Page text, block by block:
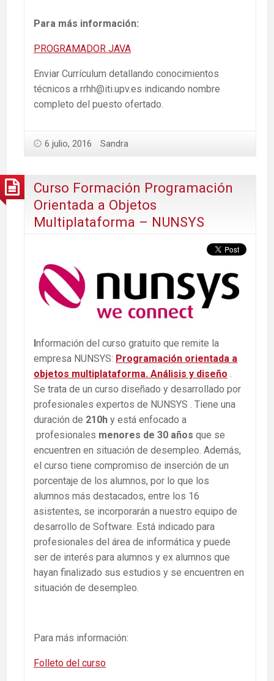
Para más información:
PROGRAMADOR JAVA
Enviar Currículum detallando conocimientos
técnicos a rrhh@iti.upv.es indicando nombre
completo del puesto ofertado.
6 julio, 2016 Sandra
Curso Formación Programación
Orientada a Objetos
Multiplataforma – NUNSYS
Información del curso gratuito que remite la
empresa NUNSYS: Programación orientada a
objetos multiplataforma. Análisis y diseño
Se trata de un curso diseñado y desarrollado por
profesionales expertos de NUNSYS . Tiene una
duración de 210h y está enfocado a
profesionales menores de 30 años que se
encuentren en situación de desempleo. Además,
el curso tiene compromiso de inserción de un
porcentaje de los alumnos, por lo que los
alumnos más destacados, entre los 16
asistentes, se incorporarán a nuestro equipo de
desarrollo de Software. Está indicado para
profesionales del área de informática y puede
ser de interés para alumnos y ex alumnos que
hayan finalizado sus estudios y se encuentren en
situación de desempleo.
Para más información:
Folleto del curso